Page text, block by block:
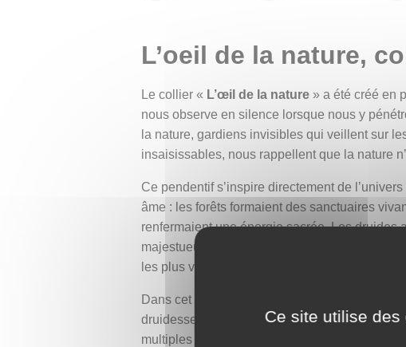
L’oeil de la nature,
Le collier « L’œil de la nature » a été créé en
nous observe en silence lorsque nous y
la nature, gardiens invisibles qui veillent sur
insaisissables, nous rappellent que la nature
Ce pendentif s’inspire directement de
âme : les forêts formaient des sanctuaires
renfermaient une énergie sacrée. Les
majestueux. Le chêne, arbre de force et de
les plus vénérés pour leurs puissances
Dans cet esprit, nous avons façonné ce
druidesse invoquant les forces cachées des
multiples reflets changeants : bleu clair, bleu
Ce site utilise